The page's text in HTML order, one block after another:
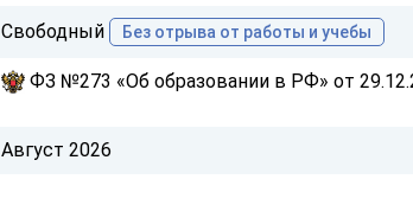
Свободный Без отрыва от работы и учебы
ФЗ №273 «Об образовании в РФ» от
Август 2026